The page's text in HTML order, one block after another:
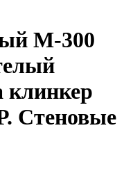
М-300
клинкер
Стеновые